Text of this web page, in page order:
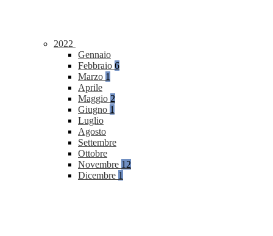
2022
Gennaio
Febbraio 6
Marzo 1
Aprile
Maggio 2
Giugno 1
Luglio
Agosto
Settembre
Ottobre
Novembre 12
Dicembre 1